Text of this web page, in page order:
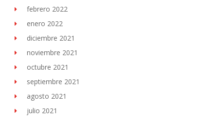
febrero 2022
enero 2022
diciembre 2021
noviembre 2021
octubre 2021
septiembre 2021
agosto 2021
julio 2021